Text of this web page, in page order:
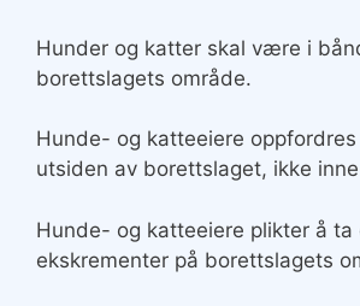
Hunder og katter skal være i
borettslagets område.
Hunde- og katteeiere
utsiden av borettslaget, ikke
Hunde- og katteeiere plikter å ta
ekskrementer på borettslagets